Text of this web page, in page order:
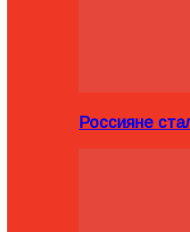
Россияне